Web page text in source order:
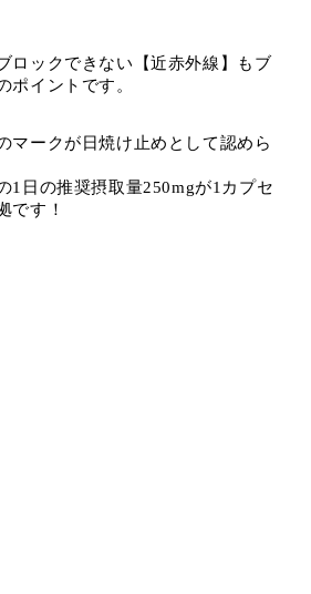
ロックできない【近赤外線】もブ
ポイントです。
マークが日焼け止めとして認めら
1日の推奨摂取量250mgが1カプセ
です！